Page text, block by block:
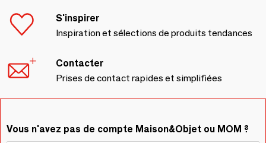
S'inspirer
Inspiration et sélections de produits tendances
Contacter
Prises de contact rapides et simplifiées
Vous n'avez pas de compte Maison&Objet ou MOM ?